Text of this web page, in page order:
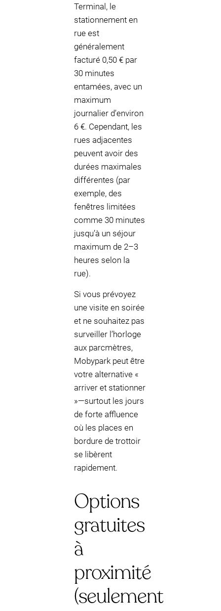
Terminal, le
stationnement en
rue est
généralement
facturé 0,50 € par
30 minutes
entamées, avec un
maximum
journalier d’environ
6 €. Cependant, les
rues adjacentes
peuvent avoir des
durées maximales
différentes (par
exemple, des
fenêtres limitées
comme 30 minutes
jusqu’à un séjour
maximum de 2–3
heures selon la
rue).
Si vous prévoyez
une visite en soirée
et ne souhaitez pas
surveiller l’horloge
aux parcmètres,
Mobypark peut être
votre alternative «
arriver et stationner
»—surtout les jours
de forte affluence
où les places en
bordure de trottoir
se libèrent
rapidement.
Options
gratuites
à
proximité
(seulement